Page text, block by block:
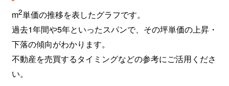
m2単価の推移を表したグラフです。
過去1年間や5年といったスパンで、その坪単価の上昇・
下落の傾向がわかります。
不動産を売買するタイミングなどの参考にご活用くださ
い。